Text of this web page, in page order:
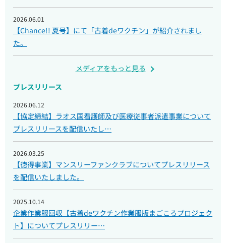
2026.06.01
【Chance!! 夏号】にて「古着deワクチン」が紹介されまし
た。
メディアをもっと見る
プレスリリース
2026.06.12
【協定締結】ラオス国看護師及び医療従事者派遣事業について
プレスリリースを配信いたし…
2026.03.25
【徳得事業】マンスリーファンクラブについてプレスリリース
を配信いたしました。
2025.10.14
企業作業服回収【古着deワクチン作業服版まごころプロジェク
ト】についてプレスリリー…